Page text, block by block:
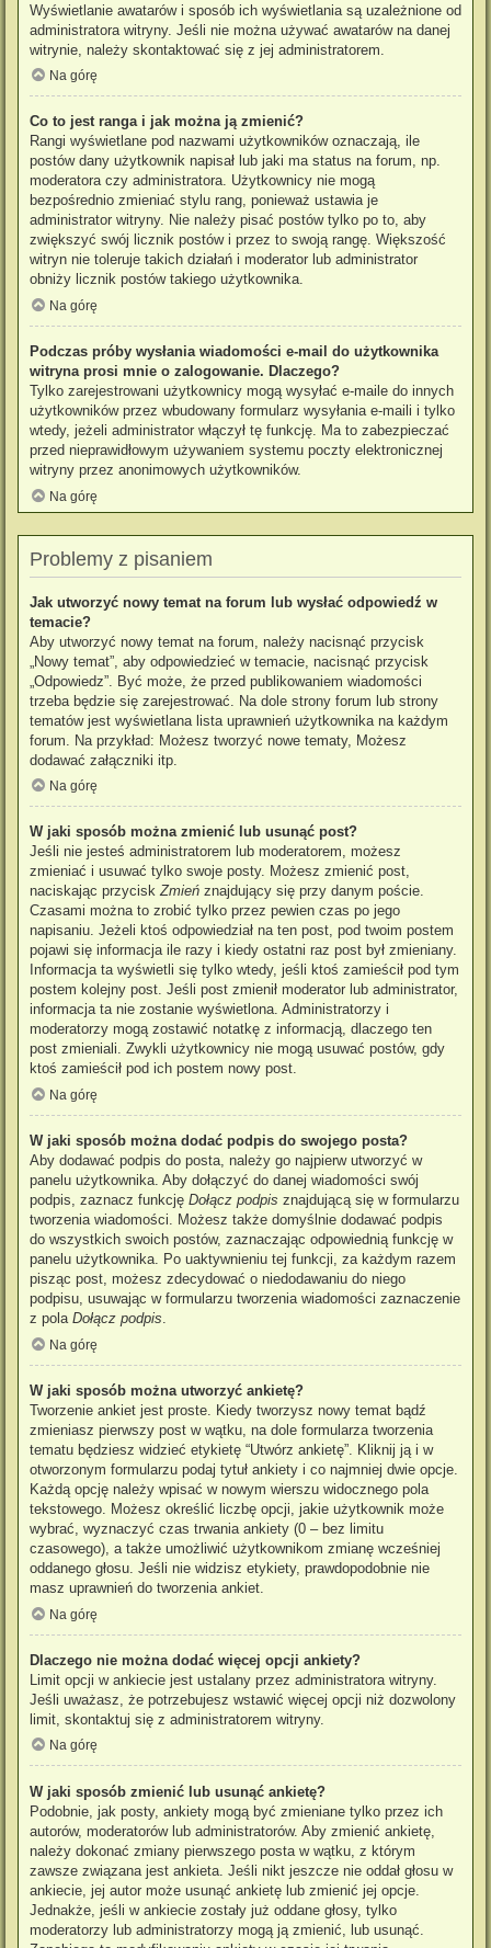
Wyświetlanie awatarów i sposób ich wyświetlania są uzależnione od
administratora witryny. Jeśli nie można używać awatarów na danej
witrynie, należy skontaktować się z jej administratorem.
Na górę
Co to jest ranga i jak można ją zmienić?
Rangi wyświetlane pod nazwami użytkowników oznaczają, ile
postów dany użytkownik napisał lub jaki ma status na forum, np.
moderatora czy administratora. Użytkownicy nie mogą
bezpośrednio zmieniać stylu rang, ponieważ ustawia je
administrator witryny. Nie należy pisać postów tylko po to, aby
zwiększyć swój licznik postów i przez to swoją rangę. Większość
witryn nie toleruje takich działań i moderator lub administrator
obniży licznik postów takiego użytkownika.
Na górę
Podczas próby wysłania wiadomości e-mail do użytkownika
witryna prosi mnie o zalogowanie. Dlaczego?
Tylko zarejestrowani użytkownicy mogą wysyłać e-maile do innych
użytkowników przez wbudowany formularz wysyłania e-maili i tylko
wtedy, jeżeli administrator włączył tę funkcję. Ma to zabezpieczać
przed nieprawidłowym używaniem systemu poczty elektronicznej
witryny przez anonimowych użytkowników.
Na górę
Problemy z pisaniem
Jak utworzyć nowy temat na forum lub wysłać odpowiedź w
temacie?
Aby utworzyć nowy temat na forum, należy nacisnąć przycisk
„Nowy temat”, aby odpowiedzieć w temacie, nacisnąć przycisk
„Odpowiedz”. Być może, że przed publikowaniem wiadomości
trzeba będzie się zarejestrować. Na dole strony forum lub strony
tematów jest wyświetlana lista uprawnień użytkownika na każdym
forum. Na przykład: Możesz tworzyć nowe tematy, Możesz
dodawać załączniki itp.
Na górę
W jaki sposób można zmienić lub usunąć post?
Jeśli nie jesteś administratorem lub moderatorem, możesz
zmieniać i usuwać tylko swoje posty. Możesz zmienić post,
naciskając przyciskZmień znajdujący się przy danym poście.
Czasami można to zrobić tylko przez pewien czas po jego
napisaniu. Jeżeli ktoś odpowiedział na ten post, pod twoim postem
pojawi się informacja ile razy i kiedy ostatni raz post był zmieniany.
Informacja ta wyświetli się tylko wtedy, jeśli ktoś zamieścił pod tym
postem kolejny post. Jeśli post zmienił moderator lub administrator,
informacja ta nie zostanie wyświetlona. Administratorzy i
moderatorzy mogą zostawić notatkę z informacją, dlaczego ten
post zmieniali. Zwykli użytkownicy nie mogą usuwać postów, gdy
ktoś zamieścił pod ich postem nowy post.
Na górę
W jaki sposób można dodać podpis do swojego posta?
Aby dodawać podpis do posta, należy go najpierw utworzyć w
panelu użytkownika. Aby dołączyć do danej wiadomości swój
podpis, zaznacz funkcję Dołącz podpis znajdującą się w formularzu
tworzenia wiadomości. Możesz także domyślnie dodawać podpis
do wszystkich swoich postów, zaznaczając odpowiednią funkcję w
panelu użytkownika. Po uaktywnieniu tej funkcji, za każdym razem
pisząc post, możesz zdecydować o niedodawaniu do niego
podpisu, usuwając w formularzu tworzenia wiadomości zaznaczenie
z pola Dołącz podpis.
Na górę
W jaki sposób można utworzyć ankietę?
Tworzenie ankiet jest proste. Kiedy tworzysz nowy temat bądź
zmieniasz pierwszy post w wątku, na dole formularza tworzenia
tematu będziesz widzieć etykietę “Utwórz ankietę”. Kliknij ją i w
otworzonym formularzu podaj tytuł ankiety i co najmniej dwie opcje.
Każdą opcję należy wpisać w nowym wierszu widocznego pola
tekstowego. Możesz określić liczbę opcji, jakie użytkownik może
wybrać, wyznaczyć czas trwania ankiety (0 – bez limitu
czasowego), a także umożliwić użytkownikom zmianę wcześniej
oddanego głosu. Jeśli nie widzisz etykiety, prawdopodobnie nie
masz uprawnień do tworzenia ankiet.
Na górę
Dlaczego nie można dodać więcej opcji ankiety?
Limit opcji w ankiecie jest ustalany przez administratora witryny.
Jeśli uważasz, że potrzebujesz wstawić więcej opcji niż dozwolony
limit, skontaktuj się z administratorem witryny.
Na górę
W jaki sposób zmienić lub usunąć ankietę?
Podobnie, jak posty, ankiety mogą być zmieniane tylko przez ich
autorów, moderatorów lub administratorów. Aby zmienić ankietę,
należy dokonać zmiany pierwszego posta w wątku, z którym
zawsze związana jest ankieta. Jeśli nikt jeszcze nie oddał głosu w
ankiecie, jej autor może usunąć ankietę lub zmienić jej opcje.
Jednakże, jeśli w ankiecie zostały już oddane głosy, tylko
moderatorzy lub administratorzy mogą ją zmienić, lub usunąć.